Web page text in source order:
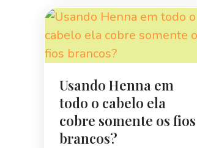
Usando Henna em
todo o cabelo ela
cobre somente os fios
brancos?